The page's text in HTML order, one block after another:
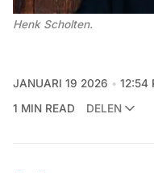
Henk Scholten.
JANUARI 19 2026
12:54
1 MIN READ
DELEN